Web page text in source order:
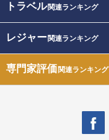
トラベル関連ランキング
レジャー関連ランキング
専門家評価関連ランキング